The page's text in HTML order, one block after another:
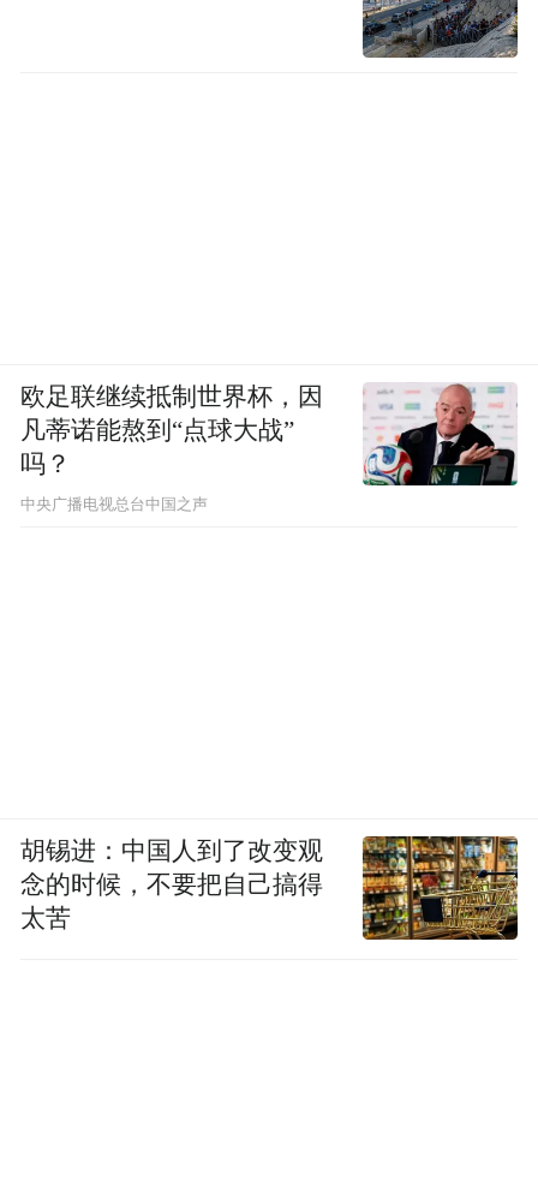
欧足联继续抵制世界杯，因
凡蒂诺能熬到“点球大战”
吗？
中央广播电视总台中国之声
胡锡进：中国人到了改变观
念的时候，不要把自己搞得
太苦